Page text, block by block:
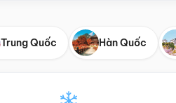
Trung Quốc Hàn Quốc